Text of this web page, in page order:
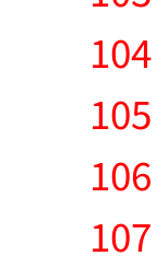
104
105
106
107